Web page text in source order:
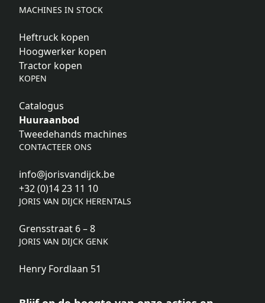
MACHINES IN STOCK
Heftruck kopen
Hoogwerker kopen
Tractor kopen
KOPEN
Catalogus
Huuraanbod
Tweedehands machines
CONTACTEER ONS
info@jorisvandijck.be
+32 (0)14 23 11 10
JORIS VAN DIJCK HERENTALS
Grensstraat 6 – 8
JORIS VAN DIJCK GENK
Henry Fordlaan 51